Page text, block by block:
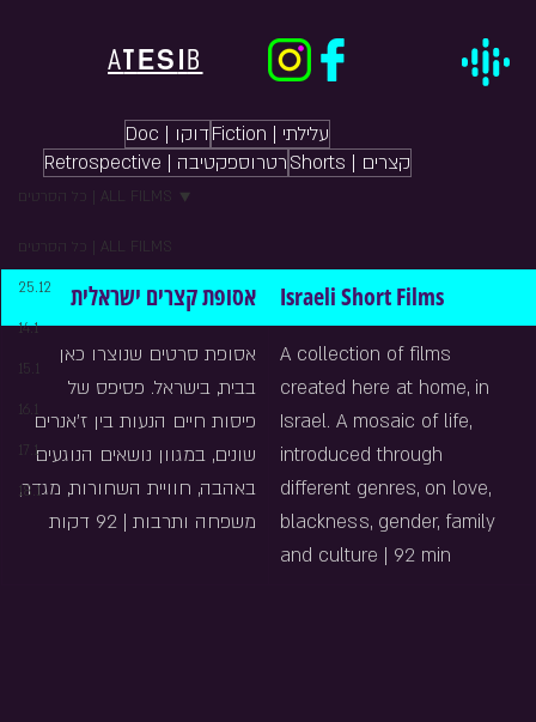
ATES B
כל הסרטים | ALL FILMS
25.12
14.1
15.1
16.1
17.1
18.1
כל הסרטים | ALL FILMS
אסופת קצרים ישראלית Israeli Short Films
אסופת סרטים שנוצרו כאן
בבית, בישראל. פסיפס של
פיסות חיים הנעות בין ז'אנרים
שונים, במגוון נושאים הנוגעים
באהבה, חוויית השחורות, מגדר,
משפחה ותרבות | 92 דקות
A collection of films
created here at home, in
Israel. A mosaic of life,
introduced through
different genres, on love,
blackness, gender, family
and culture | 92 min
Doc | דוקו
Fiction | עלילתי
Retrospective | רטרוספקטיבה
Shorts | קצרים